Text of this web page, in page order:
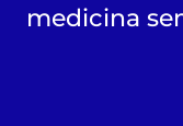
medicina